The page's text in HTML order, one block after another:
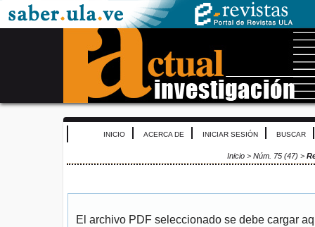
INICIO ACERCA DE INICIAR SESIÓN BUSCAR
Inicio> Núm. 75 (47) >
El archivo PDF seleccionado se debe cargar